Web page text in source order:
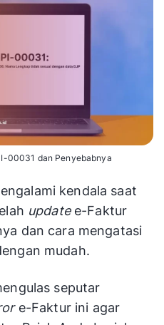
00031 dan Penyebabnya
kendala saat
updatee-Faktur
dan cara mengatasi
mudah.
seputar
e-Faktur ini agar